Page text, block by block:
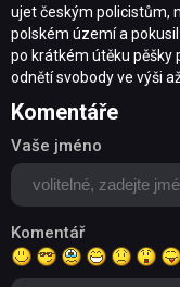
ujet českým policistům,
polském území a
po krátkém útěku pěšky
odnětí svobody ve výši
Komentáře
Vaše jméno
Komentář